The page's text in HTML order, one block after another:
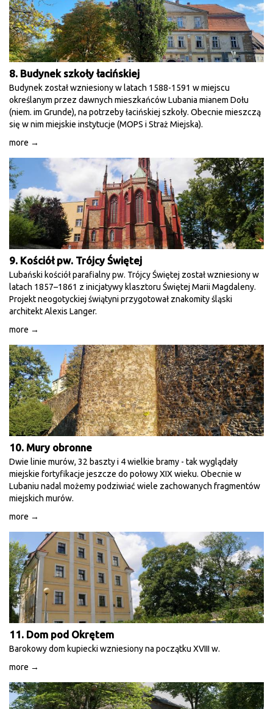
8. Budynek szkoły łacińskiej
Budynek został wzniesiony w latach 1588-1591 w miejscu
określanym przez dawnych mieszkańców Lubania mianem Dołu
(niem. im Grunde), na potrzeby łacińskiej szkoły. Obecnie mieszczą
się w nim miejskie instytucje (MOPS i Straż Miejska).
more →
9. Kościół pw. Trójcy Świętej
Lubański kościół parafialny pw. Trójcy Świętej został wzniesiony w
latach 1857–1861 z inicjatywy klasztoru Świętej Marii Magdaleny.
Projekt neogotyckiej świątyni przygotował znakomity śląski
architekt Alexis Langer.
more →
10. Mury obronne
Dwie linie murów, 32 baszty i 4 wielkie bramy - tak wyglądały
miejskie fortyfikacje jeszcze do połowy XIX wieku. Obecnie w
Lubaniu nadal możemy podziwiać wiele zachowanych fragmentów
miejskich murów.
more →
11. Dom pod Okrętem
Barokowy dom kupiecki wzniesiony na początku XVIII w.
more →